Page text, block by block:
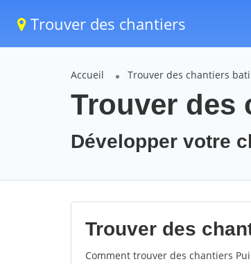
Trouver des chantiers
Accueil Trouver des chantiers
Trouver des
Développer votre
Trouver des
Comment trouver des chantiers